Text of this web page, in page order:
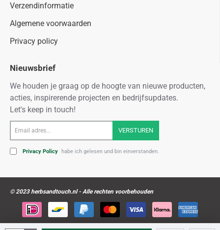
Verzendinformatie
Algemene voorwaarden
Privacy policy
Nieuwsbrief
We houden je graag op de hoogte van nieuwe producten,
acties, inspirerende projecten en bedrijfsupdates.
Let's keep in touch!
adres...
VERSTUREN
Privacy Policy habe ich gelesen und bin einverstanden.
© 2023 herbsandtouch.nl - Alle rechten voorbehouden